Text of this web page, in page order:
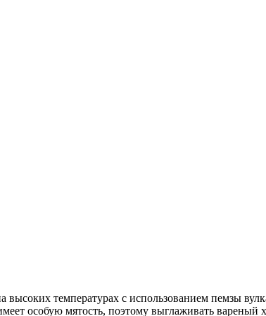
температурах с использованием пемзы
особую мятость, поэтому выглаживать вареный